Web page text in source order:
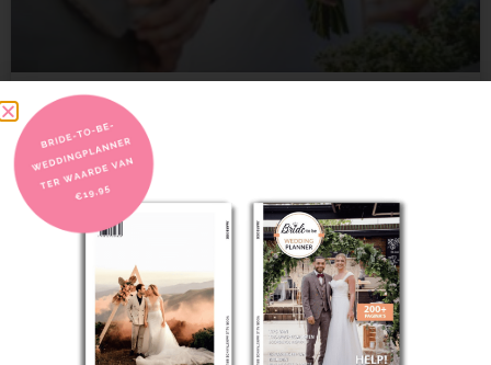
Trouwen in Utrecht
Trouwen in Utrecht; wat je moet weten! Zijn jullie van
LEES VERDER